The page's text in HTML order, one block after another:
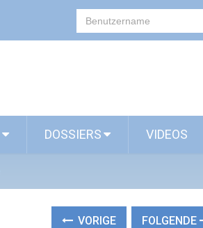
DOSSIERS VIDEOS
VORIGE FOLGENDE